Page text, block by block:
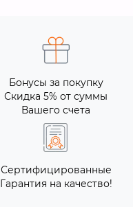
Бонусы за покупку
Скидка 5% от суммы
Вашего счета
Сертифицированные
Гарантия на качество!